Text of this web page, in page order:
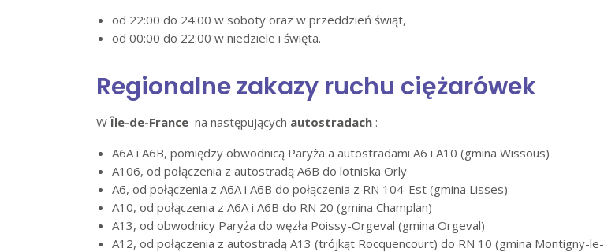
od 22:00 do 24:00 w soboty oraz w przeddzień świąt,
od 00:00 do 22:00 w niedziele i święta.
Regionalne zakazy ruchu ciężarówek
WÎle-de-France na następujących autostradach :
A6A i A6B, pomiędzy obwodnicą Paryża a autostradami A6 i A10 (gmina Wissous)
A106, od połączenia z autostradą A6B do lotniska Orly
A6, od połączenia z A6A i A6B do połączenia z RN 104-Est (gmina Lisses)
A10, od połączenia z A6A i A6B do RN 20 (gmina Champlan)
A13, od obwodnicy Paryża do węzła Poissy-Orgeval (gmina Orgeval)
A12, od połączenia z autostradą A13 (trójkąt Rocquencourt) do RN 10 (gmina Montigny-le-